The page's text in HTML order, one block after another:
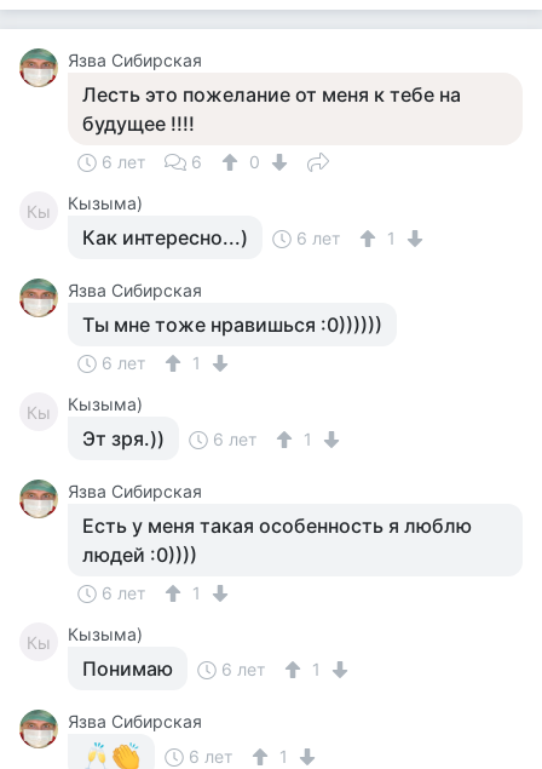
Язва Сибирская
Лесть это пожелание от меня к тебе на
будущее !!!!
6 лет 6 0
Кы Кызыма)
Как интересно...) 6 лет 1
Язва Сибирская
Ты мне тоже нравишься :0))))))
6 лет 1
Кы Кызыма)
Эт зря.)) 6 лет 1
Язва Сибирская
Есть у меня такая особенность я люблю
людей :0))))
6 лет 1
Кы Кызыма)
Понимаю 6 лет 1
Язва Сибирская
6 лет
1